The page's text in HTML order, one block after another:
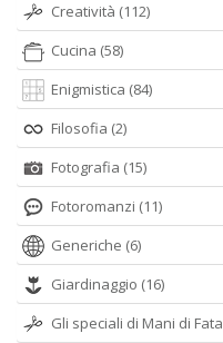
Creatività (112)
Cucina (58)
Enigmistica (84)
Filosofia (2)
Fotografia (15)
Fotoromanzi (11)
Generiche (6)
Giardinaggio (16)
Gli speciali di Mani di Fata